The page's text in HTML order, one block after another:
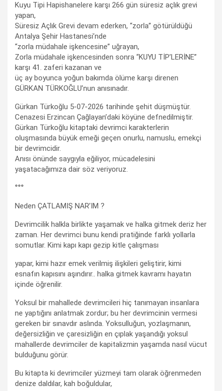
Kuyu Tipi Hapishanelere karşı 266 gün süresiz açlık grevi
yapan,
Süresiz Açlık Grevi devam ederken, “zorla” götürüldüğü
Antalya Şehir Hastanesi’nde
“zorla müdahale işkencesine” uğrayan,
Zorla müdahale işkencesinden sonra “KUYU TİP’LERİNE”
karşı 41. zaferi kazanan ve
üç ay boyunca yoğun bakımda ölüme karşı direnen
GÜRKAN TÜRKOĞLU’nun anısınadır.
Gürkan Türkoğlu 5-07-2026 tarihinde şehit düşmüştür.
Cenazesi Erzincan Çağlayan’daki köyüne defnedilmiştir.
Gürkan Türkoğlu kitaptaki devrimci karakterlerin
oluşmasında büyük emeği geçen onurlu, namuslu, emekçi
bir devrimcidir.
Anısı önünde saygıyla eğiliyor, mücadelesini
yaşatacağımıza dair söz veriyoruz.
°°°
Neden ÇATLAMIŞ NAR’IM ?
Devrimcilik halkla birlikte yaşamak ve halka gitmek deriz her
zaman. Her devrimci bunu kendi pratiğinde farklı yollarla
somutlar. Kimi kapı kapı gezip kitle çalışması
yapar, kimi hazır emek verilmiş ilişkileri geliştirir, kimi
esnafın kapısını aşındırır.. halka gitmek kavramı hayatın
içinde öğrenilir.
Yoksul bir mahallede devrimcileri hiç tanımayan insanlara
ne yaptığını anlatmak zordur; bu her devrimcinin vermesi
gereken bir sınavdır aslında. Yoksulluğun, yozlaşmanın,
değersizliğin ve çaresizliğin en çıplak yaşandığı yoksul
mahallerde devrimciler de kapitalizmin yaşamda nasıl vücut
bulduğunu görür.
Bu kitapta ki devrimciler yüzmeyi tam olarak öğrenmeden
denize daldılar, kah boğuldular,